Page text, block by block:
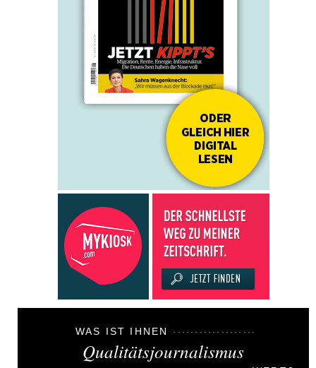
WAS IST IHNEN
Qualitätsjournalismus